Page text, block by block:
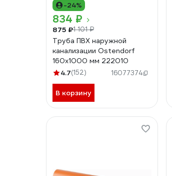
-24%
834 ₽
875 ₽1 101 ₽
Труба ПВХ наружной
канализации Ostendorf
160х1000 мм 222010
4.7(152) 16077374
В корзину